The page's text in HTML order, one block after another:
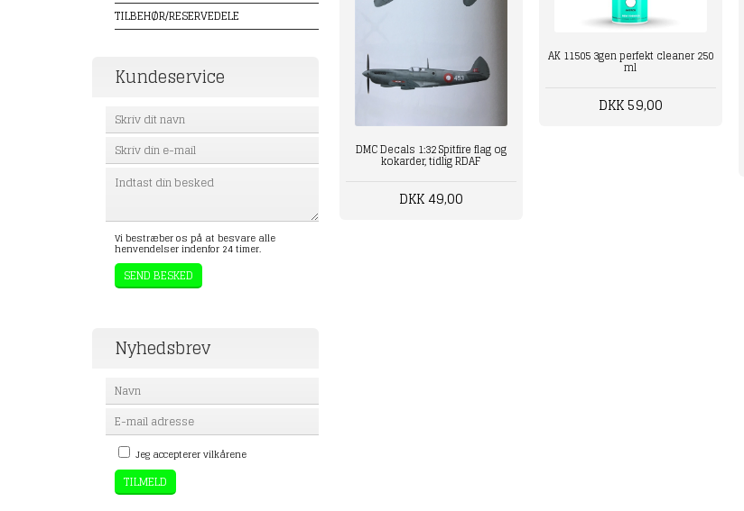
TILBEHØR/RESERVEDELE
Kundeservice
Vi bestræber os på at besvare alle
henvendelser indenfor 24 timer.
Nyhedsbrev
Jeg accepterer vilkårene
DMC Decals 1:32 Spitfire flag og
kokarder, tidlig RDAF
DKK 49,00
AK 11505 3gen perfekt cleaner 250
ml
DKK 59,00